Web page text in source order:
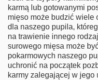
karmą lub gotowanymi
mięso może budzić wiele
dla naszego pupila,
na trawienie innego
surowego mięsa może
pokarmowych naszego
uchronić na początek
karmy zalegającej w jego